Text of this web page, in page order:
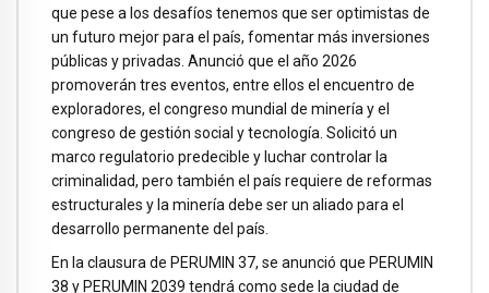
que pese a los desafíos tenemos que ser optimistas de
un futuro mejor para el país, fomentar más inversiones
públicas y privadas. Anunció que el año 2026
promoverán tres eventos, entre ellos el encuentro de
exploradores, el congreso mundial de minería y el
congreso de gestión social y tecnología. Solicitó un
marco regulatorio predecible y luchar controlar la
criminalidad, pero también el país requiere de reformas
estructurales y la minería debe ser un aliado para el
desarrollo permanente del país.
En la clausura de PERUMIN 37, se anunció que PERUMIN
38 y PERUMIN 2039 tendrá como sede la ciudad de